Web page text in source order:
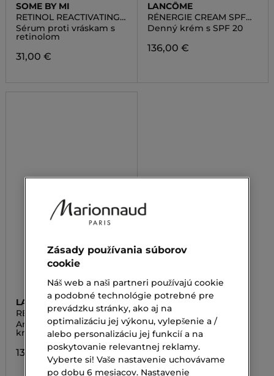
SOME BY MI
RETINOL REACTIVATING
SERUM
Sérum proti vráskam s
retinolom
31,00 €
LANCÔME
RÉNERGIE CREAM SPF
20
Denný krém s SPF 20
136,00 €
LANCÔME
RÉNERGIE H.P.N 300
PEPTIDE CREAM DRY
SKIN
Anti - age peptidový
krém
136,00 €
Zásady používania súborov
cookie
Náš web a naši partneri používajú cookie
a podobné technológie potrebné pre
prevádzku stránky, ako aj na
optimalizáciu jej výkonu, vylepšenie a /
alebo personalizáciu jej funkcií a na
poskytovanie relevantnej reklamy.
Vyberte si! Vaše nastavenie uchovávame
po dobu 6 mesiacov. Nastavenie